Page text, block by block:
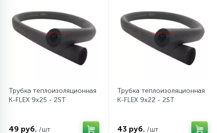
Шланги слива
Щетки двигателя
Трубка теплоизоляционная
K-FLEX 9x25 - 2ST
49 руб. /шт
Трубка теплоизоляционная
K-FLEX 9x22 - 2ST
43 руб. /шт